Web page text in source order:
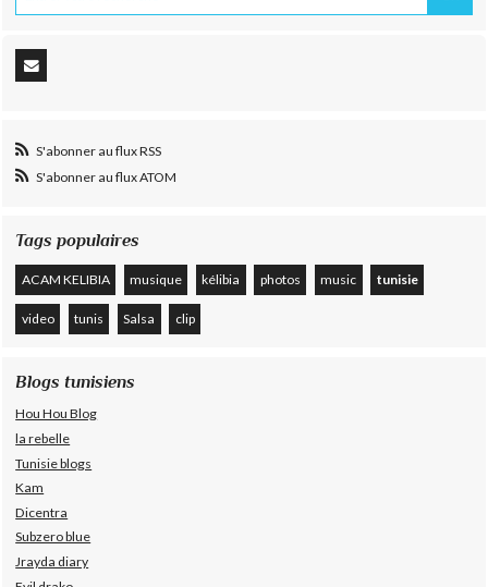
S'abonner au flux RSS
S'abonner au flux ATOM
Tags populaires
ACAM KELIBIA musique kélibia photos music tunisie
video tunis Salsa clip
Blogs tunisiens
Hou Hou Blog
la rebelle
Tunisie blogs
Kam
Dicentra
Subzero blue
Jrayda diary